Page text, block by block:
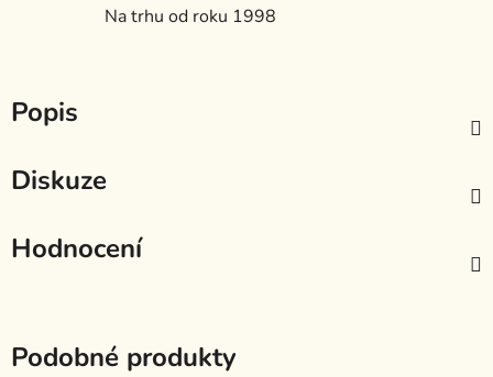
Na trhu od roku 1998
Popis
Diskuze
Hodnocení
Podobné produkty